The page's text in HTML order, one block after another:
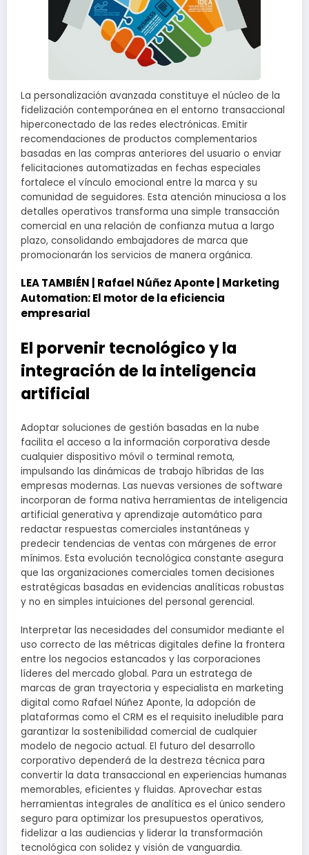
La personalización avanzada constituye el núcleo de la
fidelización contemporánea en el entorno transaccional
hiperconectado de las redes electrónicas. Emitir
recomendaciones de productos complementarios
basadas en las compras anteriores del usuario o enviar
felicitaciones automatizadas en fechas especiales
fortalece el vínculo emocional entre la marca y su
comunidad de seguidores. Esta atención minuciosa a los
detalles operativos transforma una simple transacción
comercial en una relación de confianza mutua a largo
plazo, consolidando embajadores de marca que
promocionarán los servicios de manera orgánica.
LEA TAMBIÉN | Rafael Núñez Aponte | Marketing
Automation: El motor de la eficiencia
empresarial
El porvenir tecnológico y la
integración de la inteligencia
artificial
Adoptar soluciones de gestión basadas en la nube
facilita el acceso a la información corporativa desde
cualquier dispositivo móvil o terminal remota,
impulsando las dinámicas de trabajo híbridas de las
empresas modernas. Las nuevas versiones de software
incorporan de forma nativa herramientas de inteligencia
artificial generativa y aprendizaje automático para
redactar respuestas comerciales instantáneas y
predecir tendencias de ventas con márgenes de error
mínimos. Esta evolución tecnológica constante asegura
que las organizaciones comerciales tomen decisiones
estratégicas basadas en evidencias analíticas robustas
y no en simples intuiciones del personal gerencial.
Interpretar las necesidades del consumidor mediante el
uso correcto de las métricas digitales define la frontera
entre los negocios estancados y las corporaciones
líderes del mercado global. Para un estratega de
marcas de gran trayectoria y especialista en marketing
digital como Rafael Núñez Aponte, la adopción de
plataformas como el CRM es el requisito ineludible para
garantizar la sostenibilidad comercial de cualquier
modelo de negocio actual. El futuro del desarrollo
corporativo dependerá de la destreza técnica para
convertir la data transaccional en experiencias humanas
memorables, eficientes y fluidas. Aprovechar estas
herramientas integrales de analítica es el único sendero
seguro para optimizar los presupuestos operativos,
fidelizar a las audiencias y liderar la transformación
tecnológica con solidez y visión de vanguardia.